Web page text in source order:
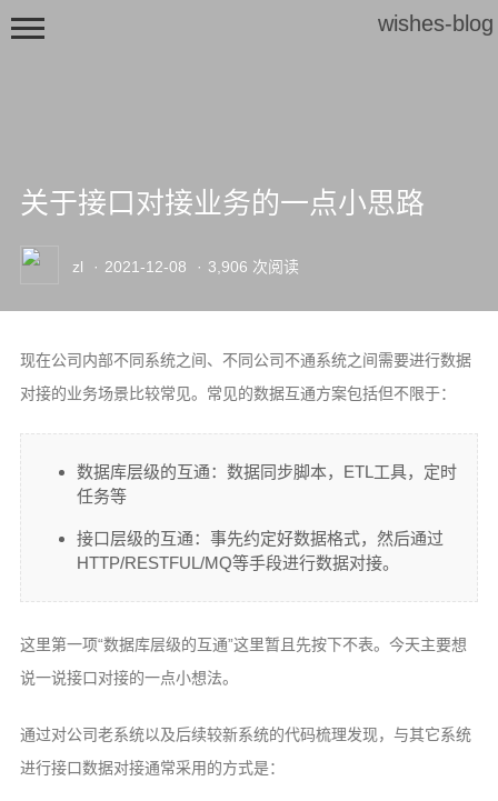
关于接口对接业务的一点小思路
zl · 2021-12-08 · 3,906 次阅读
现在公司内部不同系统之间、不同公司不通系统之间需要进行数据
对接的业务场景比较常见。常见的数据互通方案包括但不限于：
数据库层级的互通：数据同步脚本，ETL工具，定时
任务等
接口层级的互通：事先约定好数据格式，然后通过
HTTP/RESTFUL/MQ等手段进行数据对接。
这里第一项“数据库层级的互通”这里暂且先按下不表。今天主要想
说一说接口对接的一点小想法。
通过对公司老系统以及后续较新系统的代码梳理发现，与其它系统
进行接口数据对接通常采用的方式是：
wishes-blog